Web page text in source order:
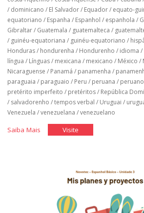
/ dominicano / El Salvador/ Equador/ equato-
equatoriano / Espanha / Espanhol / espanhola /
Gibraltar/ Guatemala / guatemalteca /
/ guinéu-equatoriana / guinéu-equatoriano /
Honduras/ hondurenha / Hondurenho / idioma /
língua / Línguas/ mexicana / mexicano / México /
Nicaraguense / Panamá / panamenha /
paraguaia / paraguaio / Peru / peruana / peruano
pretérito imperfeito / pretéritos/ República
/ salvadorenho /tempos verbal / Uruguai /
Venezuela /venezuelana /venezuelano
Saiba Mais"EspanholVisite"Espanhol